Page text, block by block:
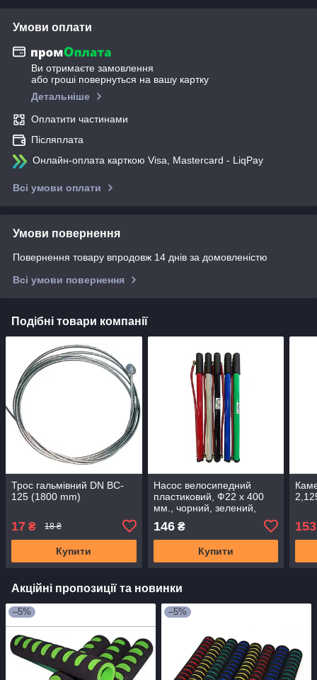
Умови оплати
Ви отримаєте замовлення
або гроші повернуться на вашу картку
Детальніше
Оплатити частинами
Післяплата
Онлайн-оплата карткою Visa, Mastercard - LiqPay
Всі умови оплати
Умови повернення
Повернення товару впродовж 14 днів за домовленістю
Всі умови повернення
Подібні товари компанії
Трос гальмівний DN BC-
125 (1800 mm)
17 ₴ 18 ₴
Купити
Насос велосипедний
пластиковий, Ф22 х 400
мм., чорний, зелений,
синій, червоний (1 штука)
146₴
Купити
153
Акційні пропозиції та новинки
–5% –5%